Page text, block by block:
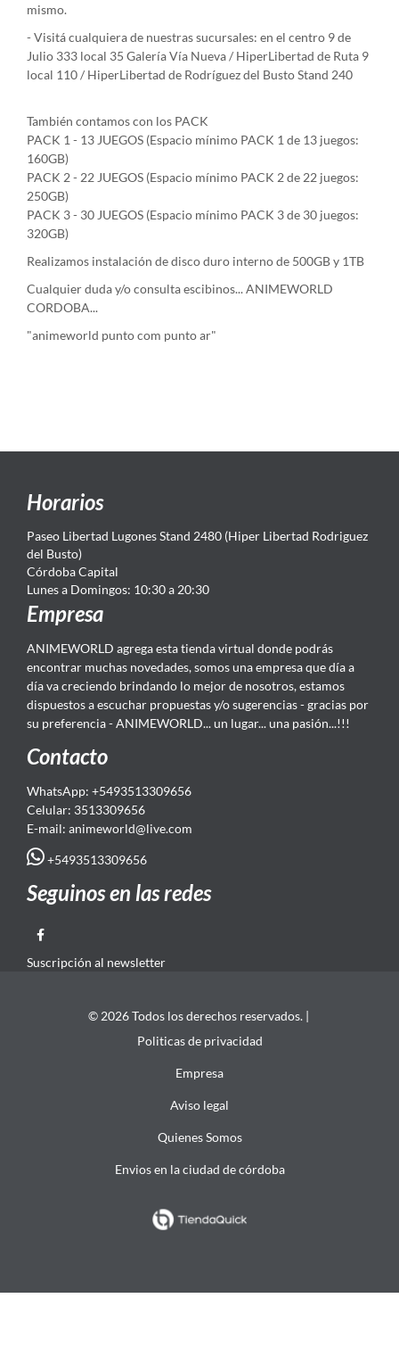
mismo.
- Visitá cualquiera de nuestras sucursales: en el centro 9 de
Julio 333 local 35 Galería Vía Nueva / HiperLibertad de Ruta 9
local 110 / HiperLibertad de Rodríguez del Busto Stand 240
También contamos con los PACK
PACK 1 - 13 JUEGOS (Espacio mínimo PACK 1 de 13 juegos:
160GB)
PACK 2 - 22 JUEGOS (Espacio mínimo PACK 2 de 22 juegos:
250GB)
PACK 3 - 30 JUEGOS (Espacio mínimo PACK 3 de 30 juegos:
320GB)
Realizamos instalación de disco duro interno de 500GB y 1TB
Cualquier duda y/o consulta escibinos... ANIMEWORLD
CORDOBA...
"animeworld punto com punto ar"
Horarios
Paseo Libertad Lugones Stand 2480 (Hiper Libertad Rodriguez
del Busto)
Córdoba Capital
Lunes a Domingos: 10:30 a 20:30
Empresa
ANIMEWORLD agrega esta tienda virtual donde podrás
encontrar muchas novedades, somos una empresa que día a
día va creciendo brindando lo mejor de nosotros, estamos
dispuestos a escuchar propuestas y/o sugerencias - gracias por
su preferencia - ANIMEWORLD... un lugar... una pasión...!!!
Contacto
WhatsApp: +5493513309656
Celular: 3513309656
E-mail: animeworld@live.com
+5493513309656
Seguinos en las redes
Suscripción al newsletter
© 2026 Todos los derechos reservados. |
Politicas de privacidad
Empresa
Aviso legal
Quienes Somos
Envios en la ciudad de córdoba